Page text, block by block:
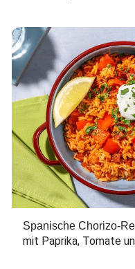
Spanische Chorizo-
mit Paprika, Tomate